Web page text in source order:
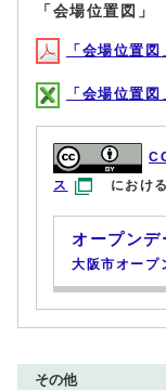
「会場位置図」
「会場位置
「会場位置
ス
におけ
オープンデ
大阪市オープ
その他